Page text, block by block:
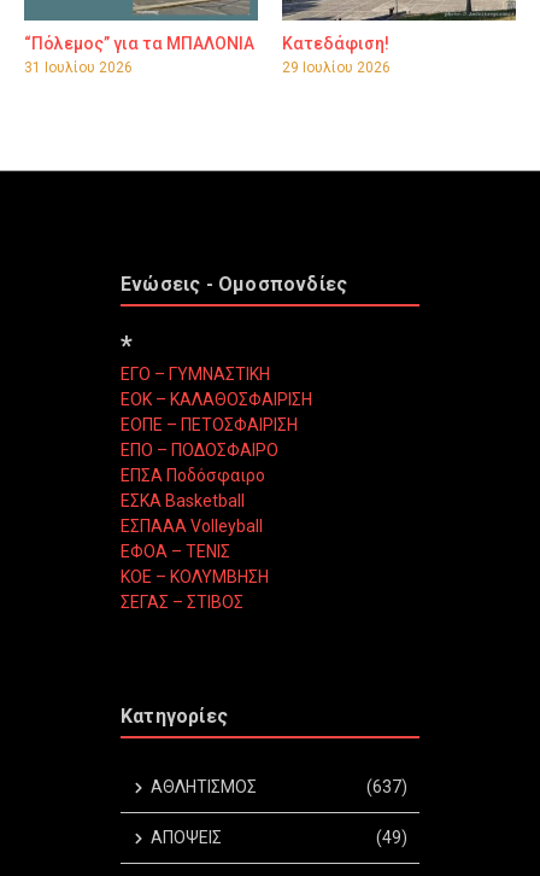
“Πόλεμος” για τα ΜΠΑΛΟΝΙΑ
31 Ιουλίου 2026
Κατεδάφιση!
29 Ιουλίου 2026
Ενώσεις - Ομοσπονδίες
*
ΕΓΟ – ΓΥΜΝΑΣΤΙΚΗ
ΕΟΚ – ΚΑΛΑΘΟΣΦΑΙΡΙΣΗ
ΕΟΠΕ – ΠΕΤΟΣΦΑΙΡΙΣΗ
ΕΠΟ – ΠΟΔΟΣΦΑΙΡΟ
ΕΠΣΑ Ποδόσφαιρο
ΕΣΚΑ Basketball
ΕΣΠΑΑΑ Volleyball
ΕΦΟΑ – ΤΕΝΙΣ
ΚΟΕ – ΚΟΛΥΜΒΗΣΗ
ΣΕΓΑΣ – ΣΤΙΒΟΣ
Κατηγορίες
ΑΘΛΗΤΙΣΜΟΣ (637)
ΑΠΟΨΕΙΣ (49)